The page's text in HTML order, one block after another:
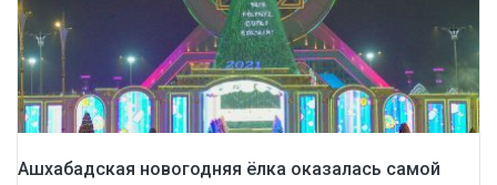
Ашхабадская новогодняя ёлка оказалась самой